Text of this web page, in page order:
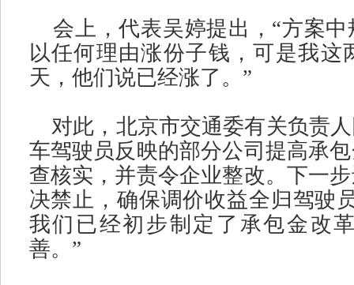
会上，代表吴婷提出， “方案中
以任何理由涨份子钱，可是我这
天，他们说已经涨了。 ”
对此，北京市交通委有关负责
车驾驶员反映的部分公司提高承
查核实，并责令企业整改。下一
决禁止，确保调价收益全归驾驶
我们已经初步制定了承包金改
善。 ”